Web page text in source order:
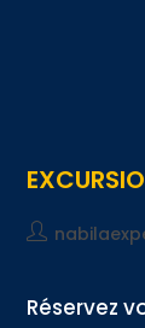
Réservez